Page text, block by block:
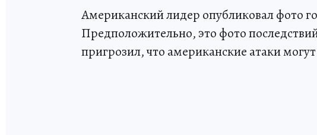
Американский лидер опубликовал фото
Предположительно, это фото
пригрозил, что американские атаки